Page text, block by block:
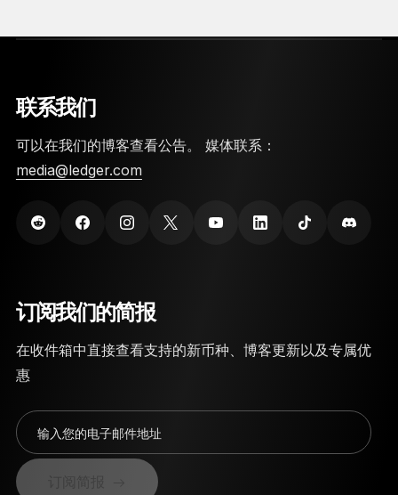
联系我们
可以在我们的博客查看公告。 媒体联系：
media@ledger.com
订阅我们的简报
在收件箱中直接查看支持的新币种、博客更新以及专属优
惠
输入您的电子邮件地址